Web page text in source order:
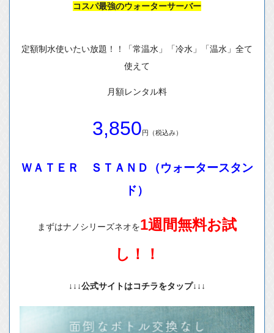
コスパ最強のウォーターサーバー
定額制水使いたい放題！！「常温水」「冷水」「温水」全て
使えて
月額レンタル料
3,850円（税込み）
ＷＡＴＥＲ ＳＴＡＮＤ（ウォータースタン
ド）
まずはナノシリーズネオを1週間無料お試
し！！
↓↓↓公式サイトはコチラをタップ↓↓↓